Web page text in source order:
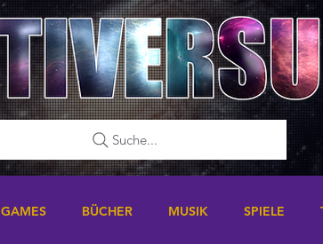
Suche...
GAMES BÜCHER MUSIK SPIELE